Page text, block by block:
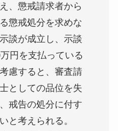
、懲戒請求者から
懲戒処分を求めな
談が成立し、示談
円を支払っている
慮すると、審査請
としての品位を失
戒告の処分に付す
と考えられる。